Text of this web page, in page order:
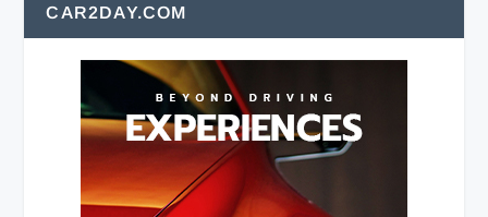
CAR2DAY.COM